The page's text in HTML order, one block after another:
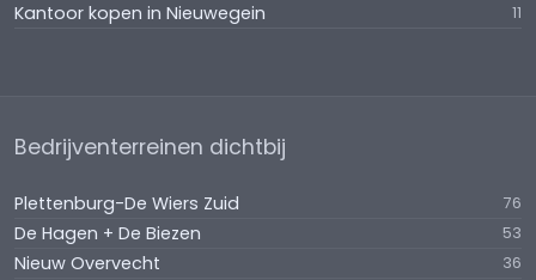
Overige condities
De vermelde informatie is van algemene aard en is
onderhandeling te treden. Aan de inhoud van deze
informatie kunnen geen rechten worden ontleend.
Kantoor kopen in Nieuwegein 11
Bedrijventerreinen dichtbij
Plettenburg-De Wiers Zuid 76
De Hagen + De Biezen 53
Nieuw Overvecht 36